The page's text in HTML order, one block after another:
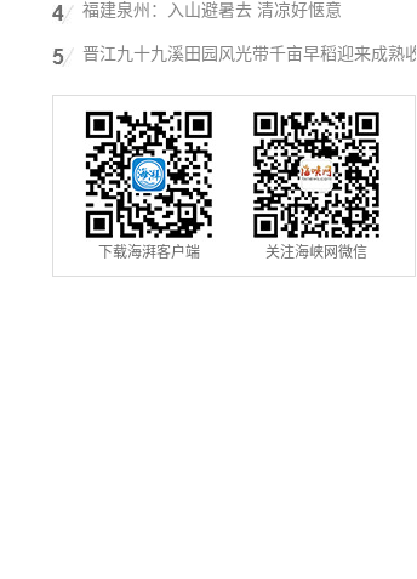
福建泉州：入山避暑去 清凉好惬意
晋江九十九溪田园风光带千亩早稻迎来成熟收
割季
下载海湃客户端 关注海峡网微信